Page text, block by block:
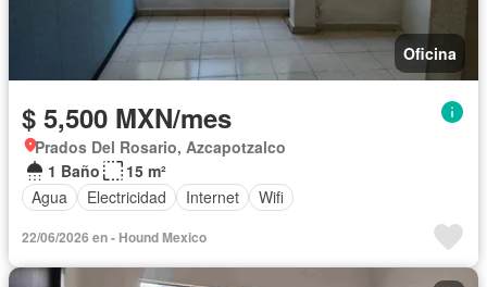
Oficina
$ 5,500 MXN/mes
Prados Del Rosario, Azcapotzalco
1 Baño
15 m²
Agua
Electricidad Internet Wifi
22/06/2026 en - Hound Mexico